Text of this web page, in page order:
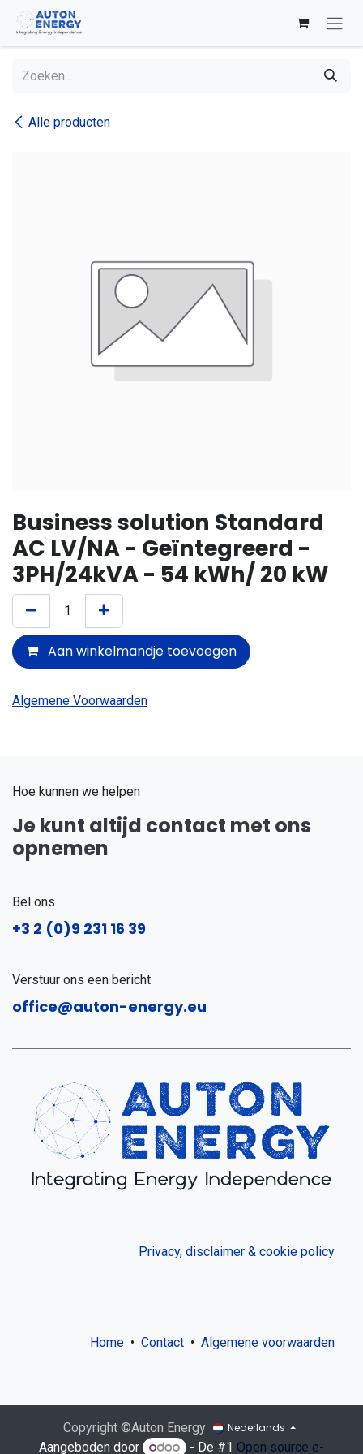
Overslaan naar inhoud
Alle producten
Business solution Standard
AC LV/NA - Geïntegreerd -
3PH/24kVA - 54 kWh/ 20 kW
Aan winkelmandje toevoegen
Algemene Voorwaarden
Hoe kunnen we helpen
Je kunt altijd contact met ons
opnemen
Bel ons
+3 2 (0)9 231 16 39
Verstuur ons een bericht
office@auton-energy.eu
Privacy, disclaimer & cookie policy
Home • Contact • Algemene voorwaarden
Copyright ©Auton Energy Nederlands
Aangeboden door - De #1 Open source e-